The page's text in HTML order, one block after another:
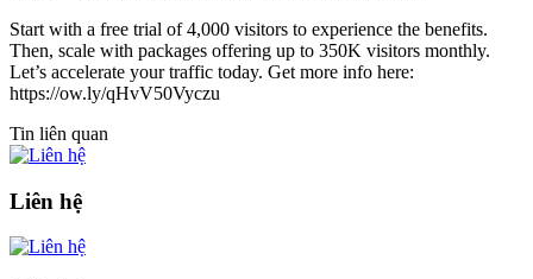
Start with a free trial of 4,000 visitors to experience the benefits.
Then, scale with packages offering up to 350K visitors monthly.
Let’s accelerate your traffic today. Get more info here:
https://ow.ly/qHvV50Vyczu
Tin liên quan
Liên hệ